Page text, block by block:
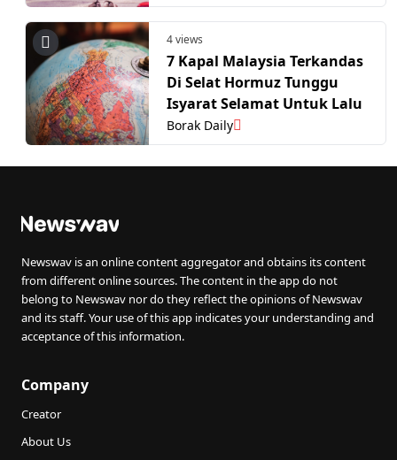
4 views
7 Kapal Malaysia Terkandas
Di Selat Hormuz Tunggu
Isyarat Selamat Untuk Lalu
Borak Daily
Newswav is an online content aggregator and obtains its content
from different online sources. The content in the app do not
belong to Newswav nor do they reflect the opinions of Newswav
and its staff. Your use of this app indicates your understanding and
acceptance of this information.
Company
Creator
About Us